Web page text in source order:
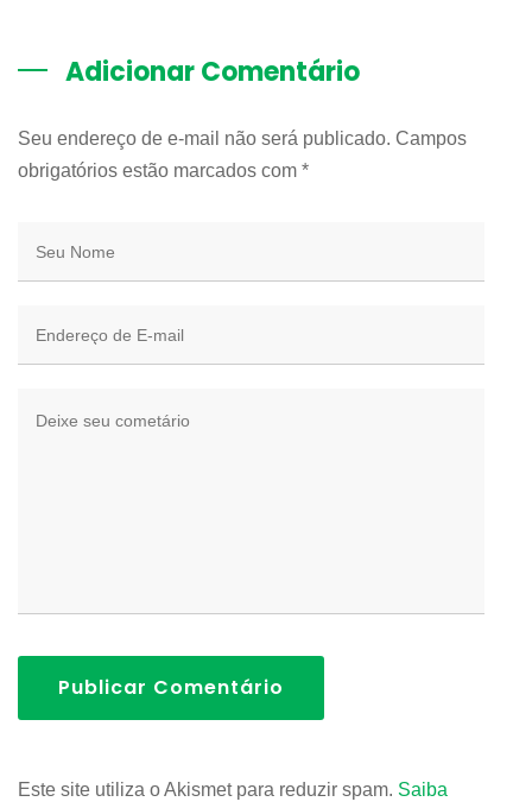
Adicionar Comentário
Seu endereço de e-mail não será publicado. Campos
obrigatórios estão marcados com *
Publicar Comentário
Este site utiliza o Akismet para reduzir spam. Saiba